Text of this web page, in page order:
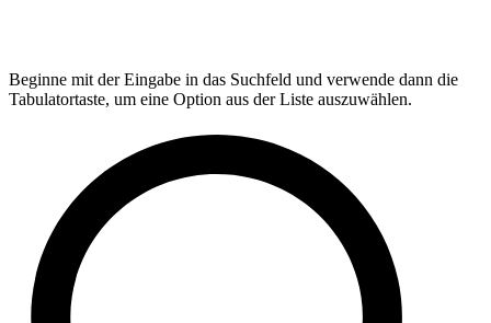
Beginne mit der Eingabe in das Suchfeld und verwende dann die
Tabulatortaste, um eine Option aus der Liste auszuwählen.